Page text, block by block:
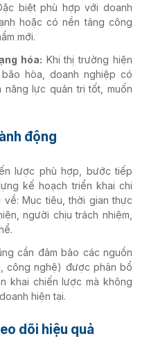
biệt phù hợp với doanh
hoặc có nền tảng công
mới.
hóa: Khi thị trường hiện
hòa, doanh nghiệp có
năng lực quản trị tốt, muốn
động
lược phù hợp, bước tiếp
kế hoạch triển khai chi
Mục tiêu, thời gian thực
người chịu trách nhiệm,
cần đảm bảo các nguồn
công nghệ) được phân bổ
khai chiến lược mà không
hiện tại.
dõi hiệu quả